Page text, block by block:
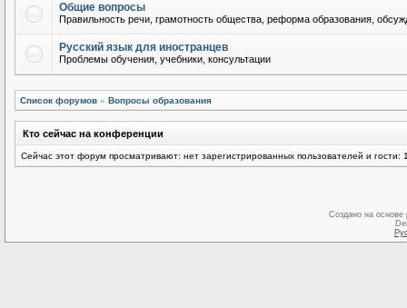
Общие вопросы
Правильность речи, грамотность общества, реформа образования,
Русский язык для иностранцев
Проблемы обучения, учебники, консультации
Список форумов » Вопросы образования
Кто сейчас на конференции
Сейчас этот форум просматривают: нет зарегистрированных пользователей и гости:
Создано на основе